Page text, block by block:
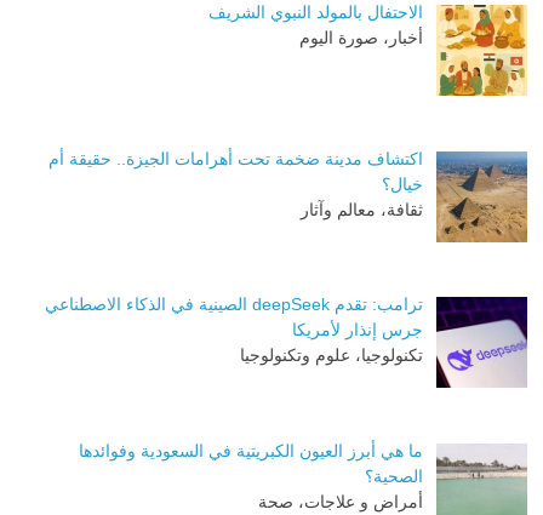
الاحتفال بالمولد النبوي الشريف
أخبار، صورة اليوم
اكتشاف مدينة ضخمة تحت أهرامات الجيزة.. حقيقة أم
خيال؟
ثقافة، معالم وآثار
ترامب: تقدم deepSeek الصينية في الذكاء الاصطناعي
جرس إنذار لأمريكا
تكنولوجيا، علوم وتكنولوجيا
ما هي أبرز العيون الكبريتية في السعودية وفوائدها
الصحية؟
أمراض و علاجات، صحة